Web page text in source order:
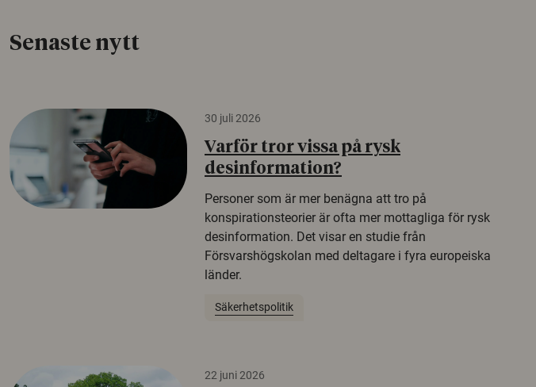
Senaste nytt
30 juli 2026
Varför tror vissa på rysk
desinformation?
Personer som är mer benägna att tro på
konspirationsteorier är ofta mer mottagliga för rysk
desinformation. Det visar en studie från
Försvarshögskolan med deltagare i fyra europeiska
länder.
Säkerhetspolitik
22 juni 2026